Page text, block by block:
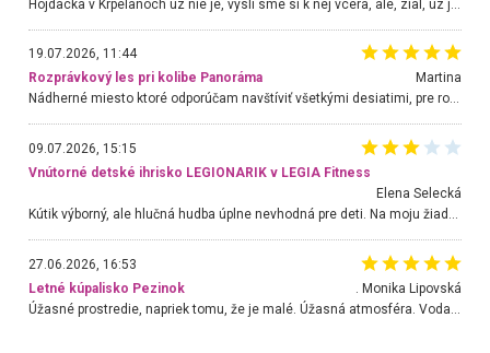
19.07.2026, 11:44
Rozprávkový les pri kolibe Panoráma
Martina
Nádherné miesto ktoré odporúčam navštíviť všetkými desiatimi, pre rodiny s deťmi, dôchodcom... Proste a jednoducho ozaj rozprávkový les.. určite ešte prídeme. Odniesli sme si na pamiatku krásne tričká,
09.07.2026, 15:15
Vnútorné detské ihrisko LEGIONARIK v LEGIA Fitness
Elena Selecká
Kútik výborný, ale hlučná hudba úplne nevhodná pre deti. Na moju žiadosť o aspoň sušenie nereagovali.
27.06.2026, 16:53
Letné kúpalisko Pezinok
. Monika Lipovská